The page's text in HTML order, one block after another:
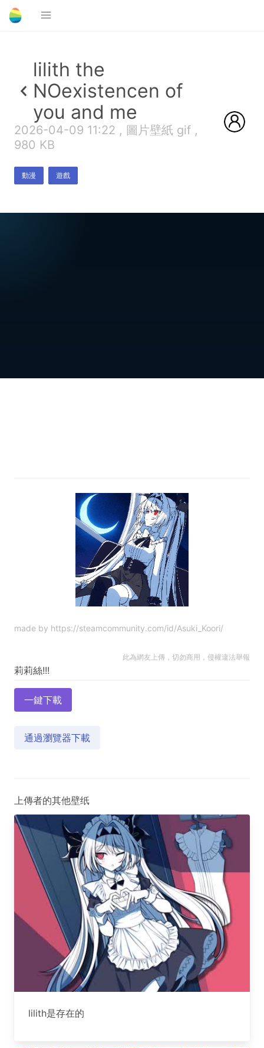
lilith the
NOexistencen of
you and me
2026-04-09 11:22 , 圖片壁紙 gif ,
980 KB
動漫 遊戲
made by https://steamcommunity.com/id/Asuki_Koori/
此為網友上傳，切勿商用，侵權違法舉報
一鍵下載
通過瀏覽器下載
上傳者的其他壁纸
lilith是存在的